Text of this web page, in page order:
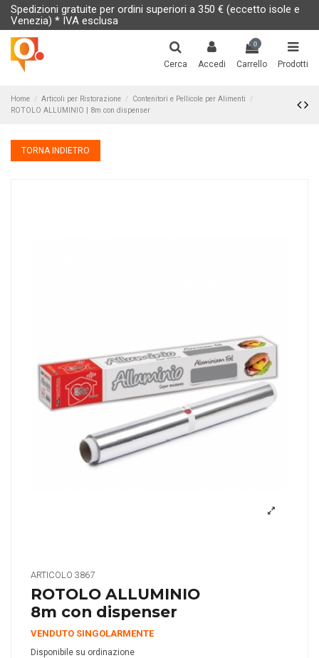
Spedizioni gratuite per ordini superiori a 350 € (eccetto isole e
Venezia) * IVA esclusa
Cerca Accedi
0
Carrello Prodotti
Home Articoli per Ristorazione
Contenitori e Pellicole per Alimenti
ROTOLO ALLUMINIO | 8m con dispenser
TORNA INDIETRO
ARTICOLO 3867
ROTOLO ALLUMINIO
8m con dispenser
VENDUTO SINGOLARMENTE
Disponibile su ordinazione